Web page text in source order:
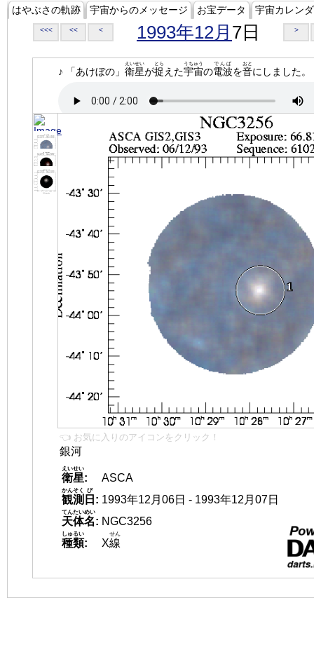
はやぶさの軌跡 宇宙からのメッセージ お宝データ 宇宙カレン
<<< << < 1993年12月 7日 >
♪ 「あけぼの」 衛星
えいせい
が捉
とら
えた宇宙
うちゅう
の電波
でんぱ
を音
おと
にしました。
👈 お気に入りのアイコンをクリック！
銀河
衛星
えいせい
:
ASCA
観測
かんそく
日
び
: 1993年12月06日 - 1993年12月07日
天体名
てんたいめい
: NGC3256
種類
しゅるい
: X線
せん